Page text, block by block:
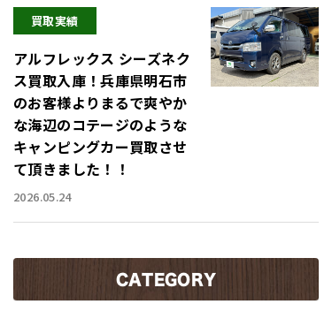
買取実績
アルフレックス シーズネク
ス買取入庫！兵庫県明石市
のお客様よりまるで爽やか
な海辺のコテージのような
キャンピングカー買取させ
て頂きました！！
2026.05.24
CATEGORY